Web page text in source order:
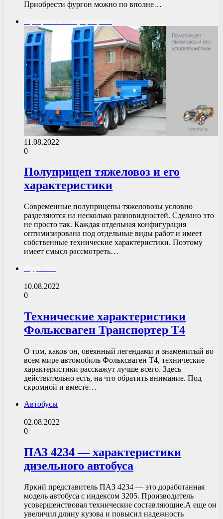
Приобрести фургон можно по вполне…
11.08.2022
0
Полуприцеп тяжеловоз и его
характеристики
Современные полуприцепы тяжеловозы условно
разделяются на несколько разновидностей. Сделано это
не просто так. Каждая отдельная конфигурация
оптимизирована под отдельные виды работ и имеет
собственные технические характеристики. Поэтому
имеет смысл рассмотреть…
10.08.2022
0
Технические характеристики
Фольксваген Транспортер Т4
О том, каков он, овеянный легендами и знаменитый во
всем мире автомобиль Фольксваген Т4, технические
характеристики расскажут лучше всего. Здесь
действительно есть, на что обратить внимание. Под
скромной и вместе…
Автобусы
02.08.2022
0
ПАЗ 4234 — характеристики
дизельного автобуса
Яркий представитель ПАЗ 4234 — это доработанная
модель автобуса с индексом 3205. Производитель
усовершенствовал технические составляющие.А еще он
увеличил длину кузова и повысил надежность